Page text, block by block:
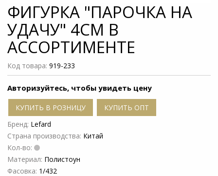
ФИГУРКА "ПАРОЧКА НА
УДАЧУ" 4СМ В
АССОРТИМЕНТЕ
Код товара: 919-233
Авторизуйтесь, чтобы увидеть цену
КУПИТЬ В РОЗНИЦУ
КУПИТЬ ОПТ
Бренд: Lefard
Страна производства: Китай
Кол-во:
Материал: Полистоун
Фасовка: 1/432